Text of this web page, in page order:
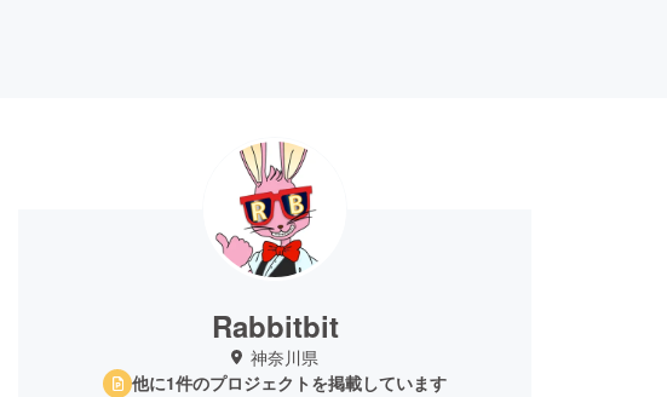
Rabbitbit
神奈川県
他に1件のプロジェクトを掲載しています